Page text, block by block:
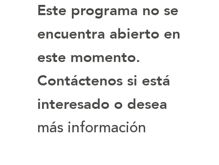
Este programa no se
encuentra abierto en
este momento.
Contáctenos si está
interesado o desea
más información